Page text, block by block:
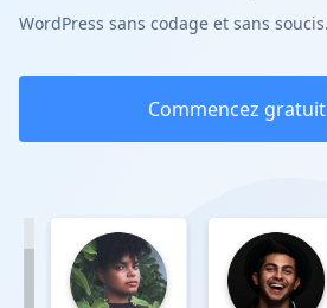
WordPress sans codage et sans soucis.
Commencez